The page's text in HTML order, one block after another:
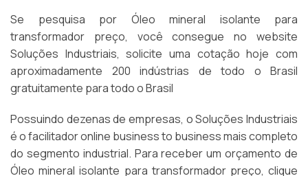
Se pesquisa por Óleo mineral isolante para
transformador preço, você consegue no website
Soluções Industriais, solicite uma cotação hoje com
aproximadamente 200 indústrias de todo o Brasil
gratuitamente para todo o Brasil
Possuindo dezenas de empresas, o Soluções Industriais
é o facilitador online business to business mais completo
do segmento industrial. Para receber um orçamento de
Óleo mineral isolante para transformador preço, clique